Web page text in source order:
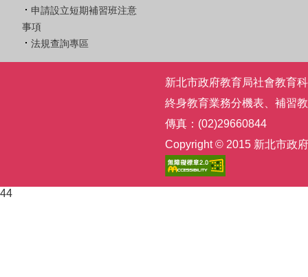
申請設立短期補習班注意
事項
法規查詢專區
新北市政府教育局社會教育
終身教育業務分機表
補習
傳真：(02)29660844
Copyright © 2015 新北市政
44